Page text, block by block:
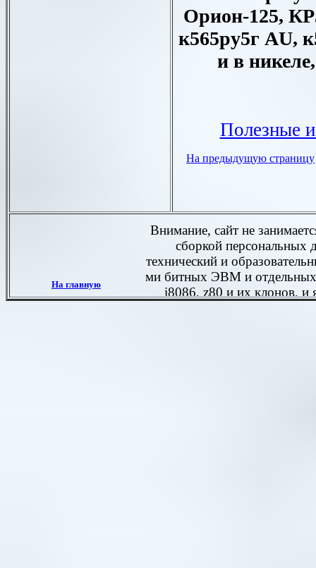
Орион-125,
к565ру5г AU,
и в
Полезные и
На предыдущую страницу